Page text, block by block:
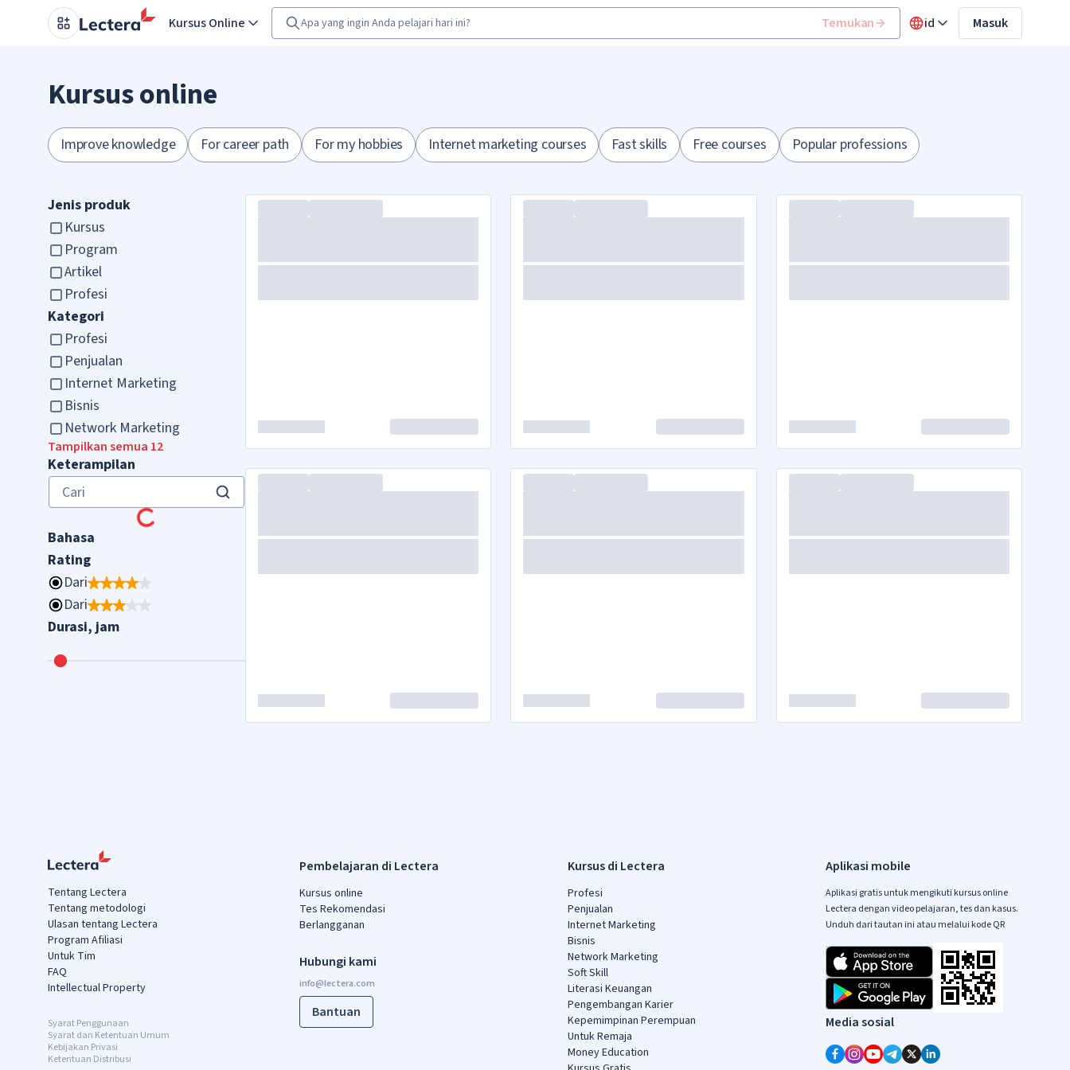
Kursus Online Temukan id Masuk
Kursus online
Improve knowledge For career path For my hobbies Internet marketing courses Fast skills Free courses Popular professions
Jenis produk
Kursus
Program
Artikel
Profesi
Kategori
Profesi
Penjualan
Internet Marketing
Bisnis
Network Marketing
Tampilkan semua 12
Keterampilan
Bahasa
Rating
Dari
Dari
Durasi, jam
Tentang Lectera
Tentang metodologi
Ulasan tentang Lectera
Program Afiliasi
Untuk Tim
FAQ
Intellectual Property
Syarat Penggunaan
Syarat dan Ketentuan Umum
Kebijakan Privasi
Ketentuan Distribusi
Pembelajaran di Lectera
Kursus online
Tes Rekomendasi
Berlangganan
Hubungi kami
Bantuan
Kursus di Lectera
Profesi
Penjualan
Internet Marketing
Bisnis
Network Marketing
Soft Skill
Literasi Keuangan
Pengembangan Karier
Kepemimpinan Perempuan
Untuk Remaja
Money Education
Aplikasi mobile
Aplikasi gratis untuk mengikuti kursus online
Lectera dengan video pelajaran, tes dan kasus.
Unduh dari tautan ini atau melalui kode QR
Media sosial